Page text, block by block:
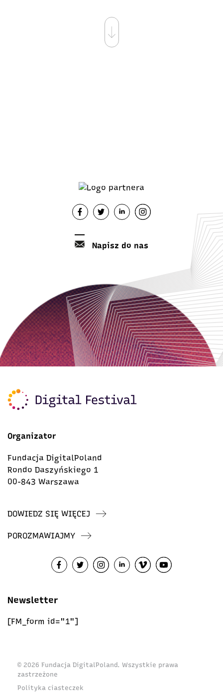
Napisz do nas
Organizator
Fundacja DigitalPoland
Rondo Daszyńskiego 1
00-843 Warszawa
DOWIEDZ SIĘ WIĘCEJ
POROZMAWIAJMY
Newsletter
[FM_form id="1"]
© 2026 Fundacja DigitalPoland. Wszystkie prawa
zastrzeżone
Polityka ciasteczek